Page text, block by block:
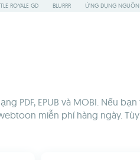
ROYALE GD BLURRR ỨNG DỤNG
PDF, EPUB và MOBI. Nếu
miễn phí hàng ngày.